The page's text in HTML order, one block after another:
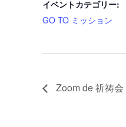
イベントカテゴリー:
GO TO ミッション
Zoom de 祈祷会